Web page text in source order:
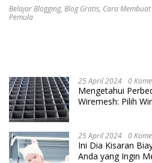
Belajar Blogging, Blog Gratis, Cara
Pemula
25 April 2024 0
Mengetahui
Wiremesh: Pilih
25 April 2024 0
Ini Dia Kisaran
Anda yang Ingin